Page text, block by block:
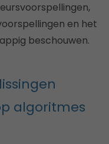
en het
beschouwen.
algoritmes